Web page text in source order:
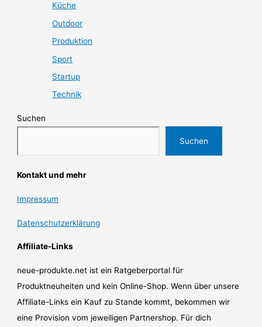
Küche
Outdoor
Produktion
Sport
Startup
Technik
Suchen
Suchen
Kontakt und mehr
Impressum
Datenschutzerklärung
Affiliate-Links
neue-produkte.net ist ein Ratgeberportal für
Produktneuheiten und kein Online-Shop. Wenn über unsere
Affiliate-Links ein Kauf zu Stande kommt, bekommen wir
eine Provision vom jeweiligen Partnershop. Für dich